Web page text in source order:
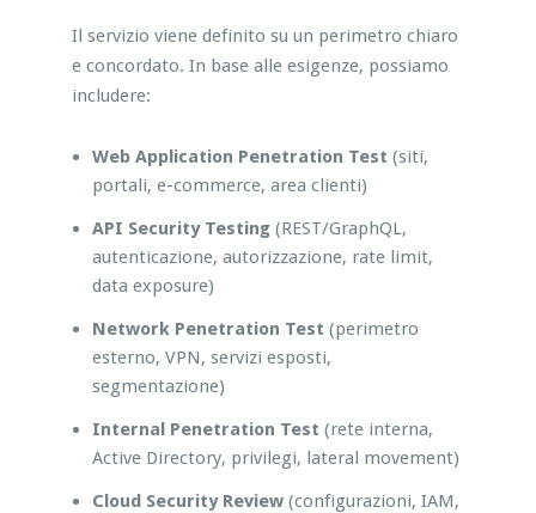
Il servizio viene definito su un perimetro chiaro
e concordato. In base alle esigenze, possiamo
includere:
Web Application Penetration Test (siti,
portali, e-commerce, area clienti)
API Security Testing(REST/GraphQL,
autenticazione, autorizzazione, rate limit,
data exposure)
Network Penetration Test (perimetro
esterno, VPN, servizi esposti,
segmentazione)
Internal Penetration Test (rete interna,
Active Directory, privilegi, lateral movement)
Cloud Security Review(configurazioni, IAM,